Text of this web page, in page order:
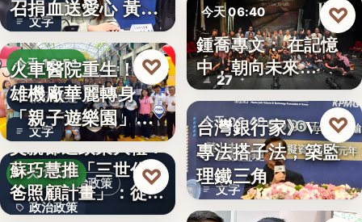
文字
召捐血送愛心 黃
捷、…
今天 19:51
親子旅遊
文字
火車醫院重生！高
雄機廠華麗轉身
「親子遊樂園」
開幕首日…
♡
政治政策
今天 19:49
政治政策
父親節送政策大禮！
蘇巧慧推「三世代爸
爸照顧計畫」：從準
爸…
♡
今天 06:40
劇場隨筆
27
鍾喬專文： 在記憶
中，朝向未來…
♡
今天 06:40
金融監理
文字
台灣銀行家》VASP
專法搭子法，築監
理鐵三角
♡